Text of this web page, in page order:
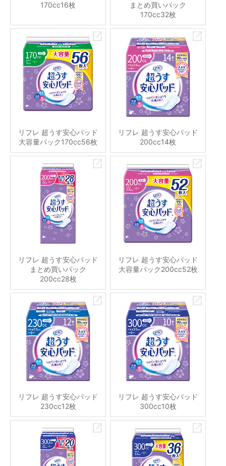
170cc16枚
まとめ買いパック
170cc32枚
リフレ 超うす安心パッド
大容量パック170cc56枚
リフレ 超うす安心パッド
200cc14枚
リフレ 超うす安心パッド
まとめ買いパック
200cc28枚
リフレ 超うす安心パッド
大容量パック200cc52枚
リフレ 超うす安心パッド
230cc12枚
リフレ 超うす安心パッド
300cc10枚